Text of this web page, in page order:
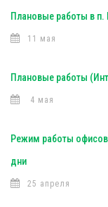
Плановые работы в п.
11 мая
Плановые работы
4 мая
Режим работы офисов
дни
25 апреля